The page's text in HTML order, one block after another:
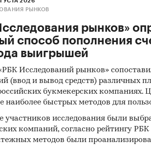
АО
ООО
ООО
ПАО
1.
РЫНКОВ
рынков»
способ пополнения
выигрышей
Исследований рынков»
(ввод и вывод средств) различных
букмекерских компаниях.
наиболее быстрых методов для
участников исследования были
компаний, согласно рейтингу
методов были